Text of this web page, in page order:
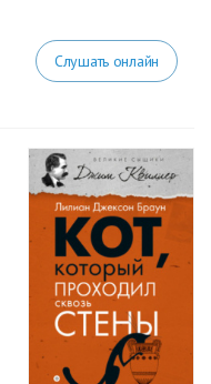
Слушать онлайн